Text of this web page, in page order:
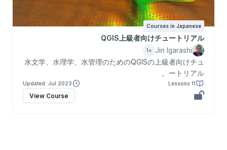
Courses in Japanese
QGIS上級者向けチュートリアル
Jin Igarashi
+1
水文学、水理学、水管理のためのQGISの上級者向けチュ
ートリアル。
11 Lessons
Updated: Jul 2023
View Course